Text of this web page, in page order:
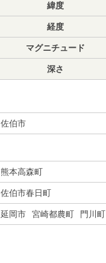
緯度
経度
マグニチュード
深さ
佐伯市
熊本高森町
佐伯市春日町
延岡市 宮崎都農町 門川町